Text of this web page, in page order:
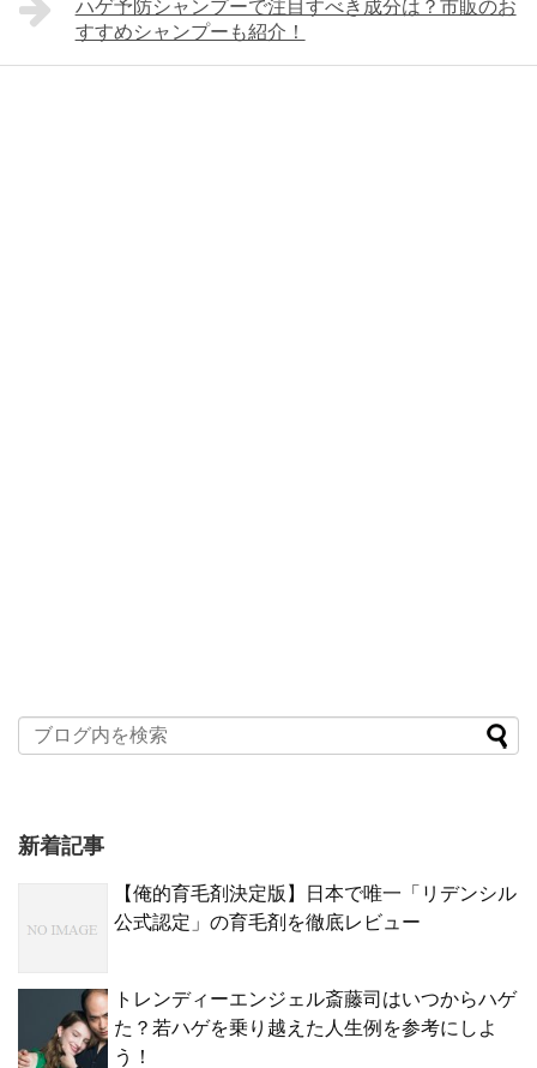
ハゲ予防シャンプーで注目すべき成分は？市販のお
すすめシャンプーも紹介！
新着記事
【俺的育毛剤決定版】日本で唯一「リデンシル
公式認定」の育毛剤を徹底レビュー
トレンディーエンジェル斎藤司はいつからハゲ
た？若ハゲを乗り越えた人生例を参考にしよ
う！